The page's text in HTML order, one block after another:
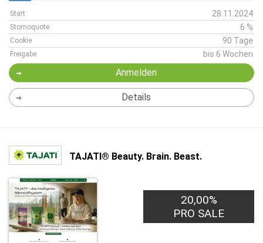
Start 28.11.2024
Stornoquote 6 %
Cookie 90 Tage
Freigabe bis 6 Wochen
Anmelden
Details
TAJATI® Beauty. Brain. Beast.
20,00%
PRO SALE